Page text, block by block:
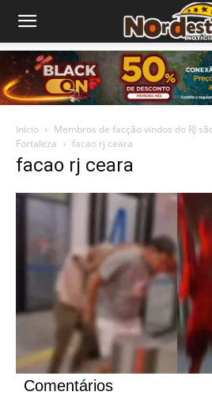
Início
Membros de facção vindos do RJ
Fortaleza
facao rj ceara
facao rj ceara
Comentários